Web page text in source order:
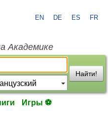
EN DE ES FR
Академике
Найти!
Игры ⚽